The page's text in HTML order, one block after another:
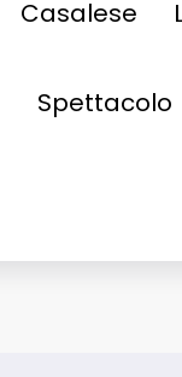
Casalese
Spettacolo